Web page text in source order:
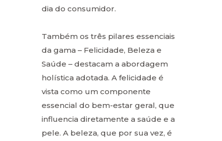
dia do consumidor.
Também os três pilares essenciais
da gama – Felicidade, Beleza e
Saúde – destacam a abordagem
holística adotada. A felicidade é
vista como um componente
essencial do bem-estar geral, que
influencia diretamente a saúde e a
pele. A beleza, que por sua vez, é